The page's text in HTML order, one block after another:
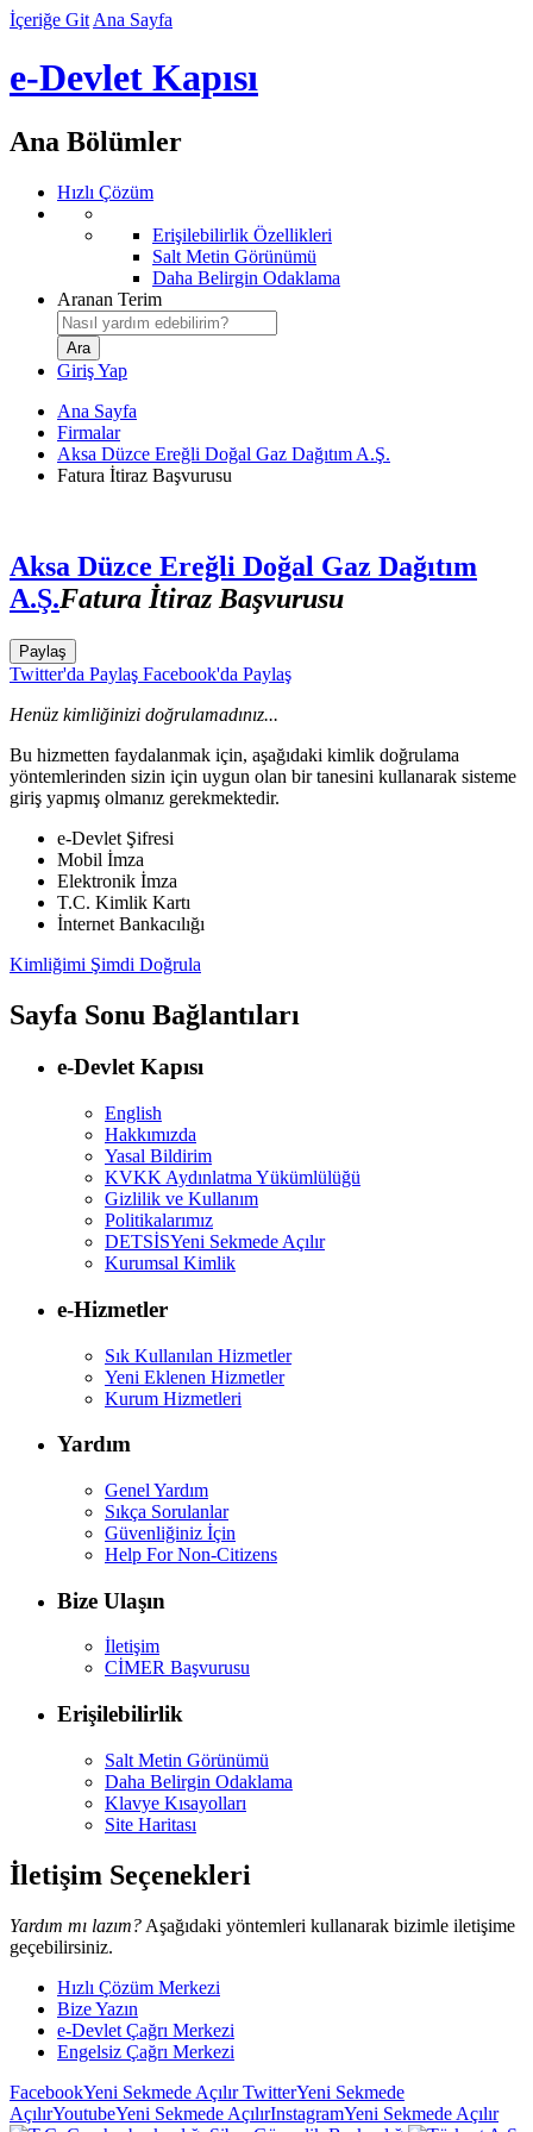
İçeriğe Git Ana Sayfa
e-Devlet Kapısı
Ana Bölümler
Hızlı Çözüm
Erişilebilirlik Özellikleri
Salt Metin Görünümü
Daha Belirgin Odaklama
Aranan Terim
Giriş Yap
Ana Sayfa
Firmalar
Aksa Düzce Ereğli Doğal Gaz Dağıtım A.Ş.
Fatura İtiraz Başvurusu
Aksa Düzce Ereğli Doğal Gaz Dağıtım
A.Ş.Fatura İtiraz Başvurusu
Paylaş
Twitter'da Paylaş Facebook'da Paylaş
Henüz kimliğinizi doğrulamadınız...
Bu hizmetten faydalanmak için, aşağıdaki kimlik doğrulama
yöntemlerinden sizin için uygun olan bir tanesini kullanarak sisteme
giriş yapmış olmanız gerekmektedir.
e-Devlet Şifresi
Mobil İmza
Elektronik İmza
T.C. Kimlik Kartı
İnternet Bankacılığı
Kimliğimi Şimdi Doğrula
Sayfa Sonu Bağlantıları
e-Devlet Kapısı
English
Hakkımızda
Yasal Bildirim
KVKK Aydınlatma Yükümlülüğü
Gizlilik ve Kullanım
Politikalarımız
DETSİSYeni Sekmede Açılır
Kurumsal Kimlik
e-Hizmetler
Sık Kullanılan Hizmetler
Yeni Eklenen Hizmetler
Kurum Hizmetleri
Yardım
Genel Yardım
Sıkça Sorulanlar
Güvenliğiniz İçin
Help For Non-Citizens
Bize Ulaşın
İletişim
CİMER Başvurusu
Erişilebilirlik
Salt Metin Görünümü
Daha Belirgin Odaklama
Klavye Kısayolları
Site Haritası
İletişim Seçenekleri
Yardım mı lazım? Aşağıdaki yöntemleri kullanarak bizimle iletişime
geçebilirsiniz.
Hızlı Çözüm Merkezi
Bize Yazın
e-Devlet Çağrı Merkezi
Engelsiz Çağrı Merkezi
FacebookYeni Sekmede AçılırTwitterYeni Sekmede
AçılırYoutubeYeni Sekmede AçılırInstagramYeni Sekmede Açılır